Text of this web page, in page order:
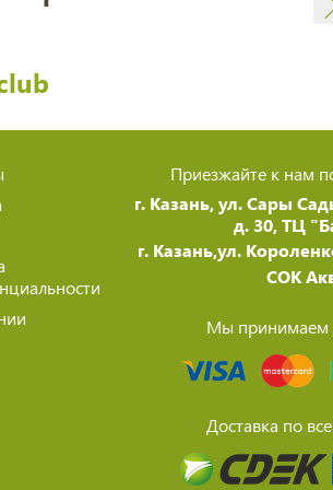
Приезжайте к нам
г. Казань, ул. Сары
д. 30, ТЦ
г. Казань,ул.
СОК
Мы принимаем
Доставка по